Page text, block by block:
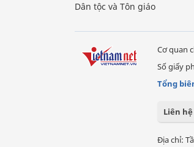
Dân tộc và Tôn giáo
Cơ quan
Số giấy
Tổng
Liên
Địa chỉ: